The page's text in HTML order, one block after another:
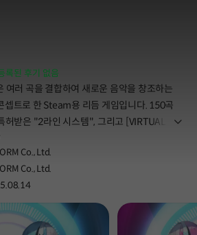
록된 후기 없음
여러 곡을 결합하여 새로운 음악을 창조하는
로 한 Steam용 리듬 게임입니다. 150곡
허받은 "2라인 시스템", 그리고 [VIRTUAL PA
Match] 등 지속적으로 즐길 수 있는 시즌제
더보
Co., Ltd.
Co., Ltd.